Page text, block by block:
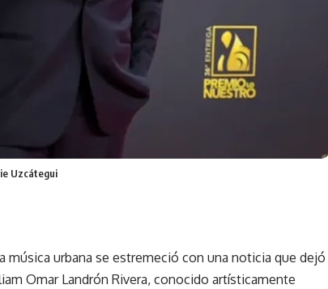
Uzcátegui
música urbana se estremeció con una noticia que dejó
Omar Landrón Rivera, conocido artísticamente